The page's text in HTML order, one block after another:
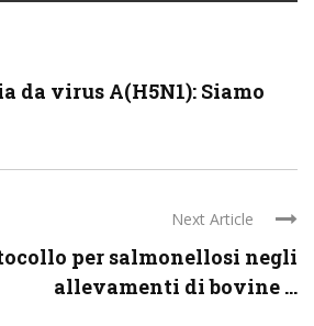
da virus A(H5N1): Siamo
Next Article
per salmonellosi negli
allevamenti di bovine ...